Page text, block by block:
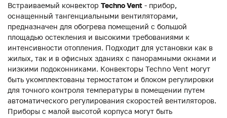
Встраиваемый конвектор Techno Vent - прибор,
оснащенный тангенциальными вентиляторами,
предназначен для обогрева помещений с большой
площадью остекления и высокими требованиями к
интенсивности отопления. Подходит для установки как в
жилых, так и в офисных зданиях с панорамными окнами и
низкими подоконниками. Конвекторы Techno Vent могут
быть укомплектованы термостатом и блоком регулировки
для точного контроля температуры в помещении путем
автоматического регулирования скоростей вентиляторов.
Приборы с малой высотой корпуса могут быть